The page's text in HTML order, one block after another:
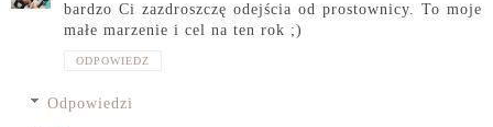
bardzo Ci zazdroszczę odejścia od prostownicy. To moje
małe marzenie i cel na ten rok ;)
ODPOWIEDZ
Odpowiedzi